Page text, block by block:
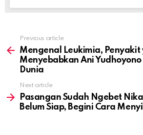
more
Previous article
Mengenal Leukimia, Penyakit
Menyebabkan Ani
Dunia
Next article
Pasangan Sudah Ngebet
Belum Siap, Begini Cara